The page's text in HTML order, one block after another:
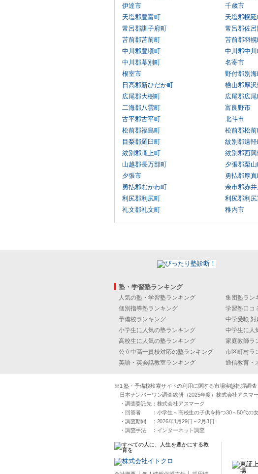
伊達市
千歳市
天塩郡豊富町
天塩郡幌
常呂郡訓子府町
常呂郡佐
苫前郡苫前町
苫前郡羽
中川郡豊頃町
中川郡中
中川郡幕別町
名寄市
根室市
野付郡別
日高郡新ひだか町
檜山郡厚
広尾郡大樹町
広尾郡広
二海郡八雲町
富良野市
古平郡古平町
北斗市
松前郡福島町
松前郡松
目梨郡羅臼町
紋別郡遠
紋別郡滝上町
紋別郡西
山越郡長万部町
夕張郡栗
夕張市
勇払郡厚
勇払郡むかわ町
余市郡赤
利尻郡利尻町
利尻郡利
礼文郡礼文町
稚内市
塾・学習塾ランキング
人気の塾・学習塾ランキング
集団塾ラン
個別指導塾ランキング
学習塾口コ
予備校ランキング
中学受験
小学生に人気の塾ランキング
中学生に人
高校生に人気の塾ランキング
家庭教師ラ
公立中高一貫校対応の塾ランキング
市区町村ラ
英語・英会話教室ランキング
通信教育・
※1 塾・予備校検索サイトの利用に関する市場実態把握調査
日本ナンバーワン調査総研（2025年度）株式会社アスマー
・調査委託先：株式会社アスマーク
・回答者 ：小学生～高校生の子供を持つ30～50代の
・調査期間 ：2026年1月29日～2月3日
・調査手法 ：インターネット調査